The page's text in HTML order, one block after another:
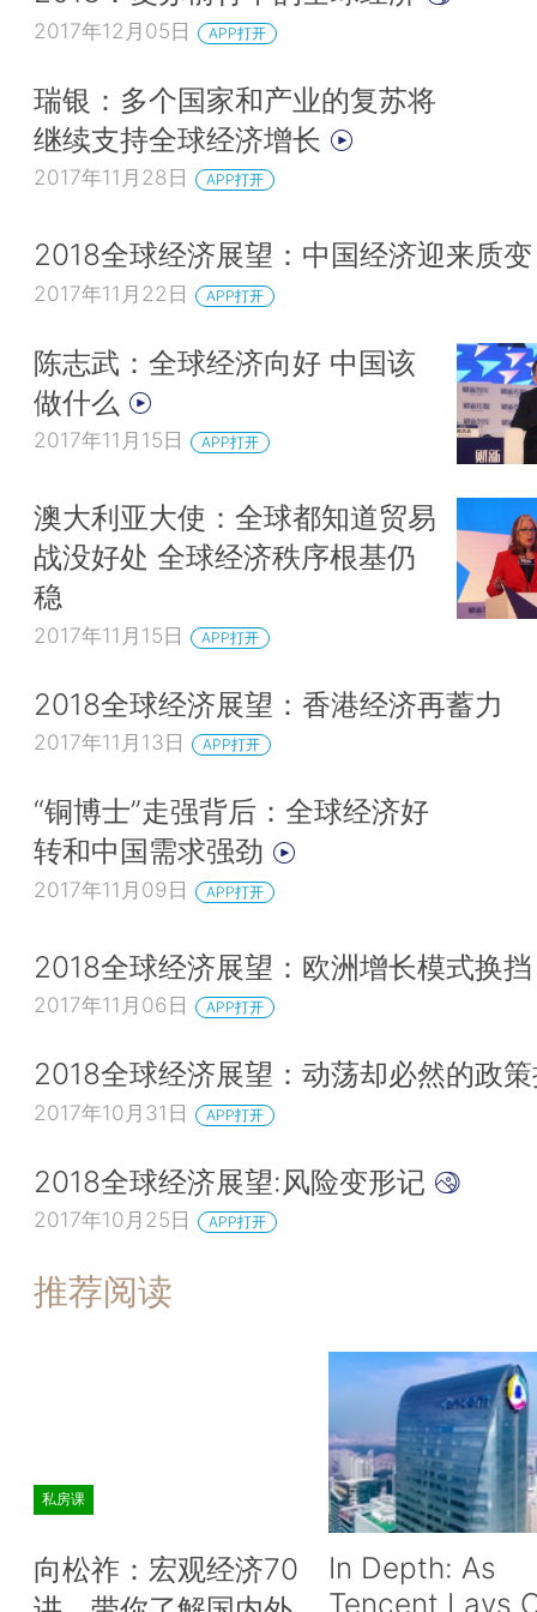
2017年12月05日 APP打开
瑞银：多个国家和产业的复苏将
继续支持全球经济增长
2017年11月28日 APP打开
2018全球经济展望：中国经济迎来质
2017年11月22日 APP打开
陈志武：全球经济向好 中国该
做什么
2017年11月15日 APP打开
澳大利亚大使：全球都知道贸易
战没好处 全球经济秩序根基仍
稳
2017年11月15日 APP打开
2018全球经济展望：香港经济再蓄力
2017年11月13日 APP打开
“铜博士”走强背后：全球经济好
转和中国需求强劲
2017年11月09日 APP打开
2018全球经济展望：欧洲增长模式换挡
2017年11月06日 APP打开
2018全球经济展望：动荡却必然的政
2017年10月31日 APP打开
2018全球经济展望:风险变形记
2017年10月25日 APP打开
推荐阅读
私房课
向松祚：宏观经济70
In Depth: As
Tencent Lays